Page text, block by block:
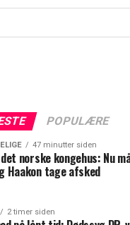
POPULÆRE
47 minutter siden
norske kongehus: Nu
Haakon tage afsked
2 timer siden